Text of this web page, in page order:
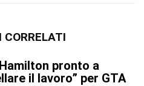
CORRELATI
pronto a
il lavoro” per GTA